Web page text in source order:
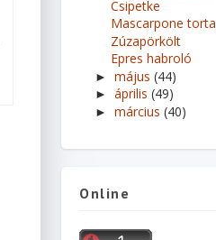
Csipetke
Mascarpone torta
Zúzapörkölt
Epres habroló
► május (44)
► április (49)
► március (40)
Online